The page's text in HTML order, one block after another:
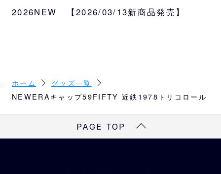
ーリングは唯一無二のデザイン。
7サイズ
7 1/8(約56.8cm)～7 7/8(約62.5cm)
素材
本体・つば部分：ポリエステル100%
つば裏部分：綿100%
2026NEW 【2026/03/13新商品発売】
ホーム
グッズ一覧
NEWERAキャップ59FIFTY 近鉄1978トリコロール
PAGE TOP